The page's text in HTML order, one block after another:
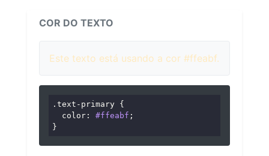
COR DO TEXTO
Este texto está usando a cor #ffeabf.
.text-primary {
color : #ffeabf ;
}